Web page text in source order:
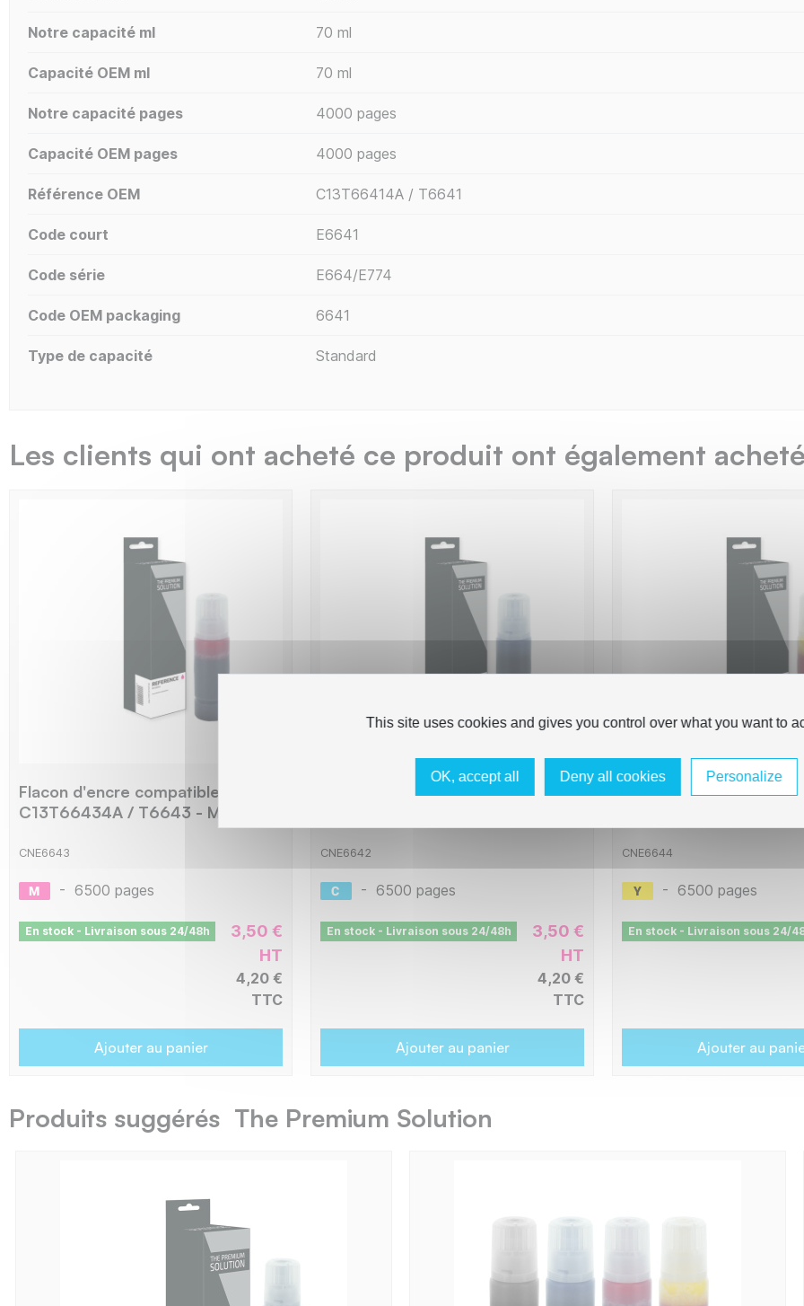
Notre capacité ml 70 ml
Capacité OEM ml 70 ml
Notre capacité pages 4000 pages
Capacité OEM pages 4000 pages
Référence OEM C13T66414A / T6641
Code court E6641
Code série E664/E774
Code OEM packaging 6641
Type de capacité Standard
Les clients qui ont acheté ce produit ont également
Flacon d'encre compatible avec
C13T66434A / T6643 - Magenta
CNE6643
- 6500 pages
En stock - Livraison sous 24/48h
3,50 €
HT
4,20 €
TTC
Ajouter au panier
Flacon d'encre compatible avec
CNE6642
- 6500 pages
En stock - Livraison sous 24/48h
3,50 €
HT
4,20 €
TTC
Ajouter au panier
Flacon d'encre
CNE6644
- 6500 pages
En stock - Livraison sous 24/
Ajouter au
Produits suggérés The Premium Solution
This site uses cookies and gives you control over what you want to
OK, accept all Deny all cookies Personalize